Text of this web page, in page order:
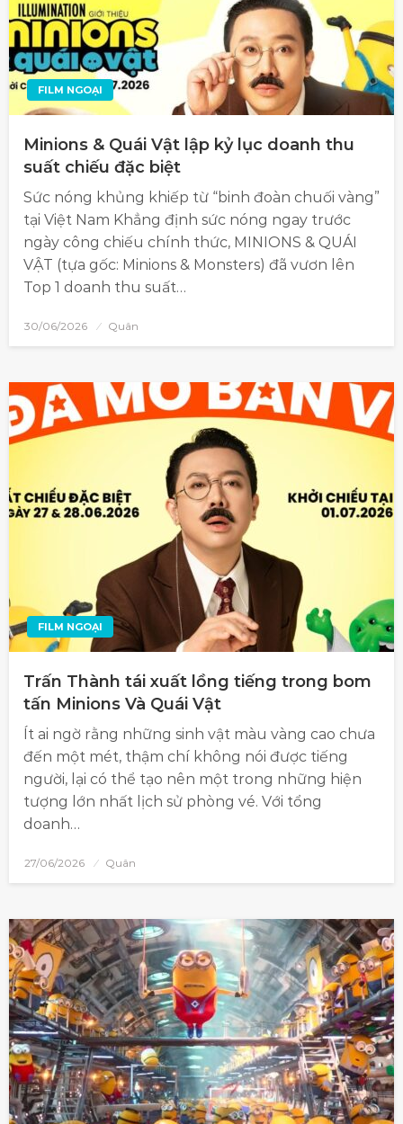
FILM NGOẠI
Minions & Quái Vật lập kỷ lục doanh thu
suất chiếu đặc biệt
Sức nóng khủng khiếp từ “binh đoàn chuối vàng”
tại Việt Nam Khẳng định sức nóng ngay trước
ngày công chiếu chính thức, MINIONS & QUÁI
VẬT (tựa gốc: Minions & Monsters) đã vươn lên
Top 1 doanh thu suất…
30/06/2026 Quân
FILM NGOẠI
Trấn Thành tái xuất lồng tiếng trong bom
tấn Minions Và Quái Vật
Ít ai ngờ rằng những sinh vật màu vàng cao chưa
đến một mét, thậm chí không nói được tiếng
người, lại có thể tạo nên một trong những hiện
tượng lớn nhất lịch sử phòng vé. Với tổng
doanh…
27/06/2026 Quân